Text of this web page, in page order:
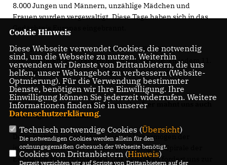
8.000 Jungen und Männern, unzählige Mädchen und
Frauen wurden vergewaltigt. Diese Tage haben sich in das
Gedächtnis Europas eingebrannt.
Unser Mitgefühl gilt den Opfern, ihren Familien und den
Überlebenden. Wir trauern mit ihnen – heute, an jedem 11.
Juli und an jedem anderen Tag, an dem sie mit dem
Schmerz leben.
Der Jahrestag ruft zur Erinnerung auf, er mahnt uns auch
zu stetiger Wachsamkeit.
Denn Srebrenica steht auch für das Unvermögen der
internationalen Gemeinschaft rechtzeitig die Spirale der
Eskalation zu durchbrechen. Das Gedenken fordert uns zur
Cookie Hinweis
Diese Webseite verwendet Cookies, die notwendig
sind, um die Webseite zu nutzen. Weiterhin
verwenden wir Dienste von Drittanbietern, die uns
helfen, unser Webangebot zu verbessern (Website-
Optmierung). Für die Verwendung bestimmter
Dienste, benötigen wir Ihre Einwilligung. Ihre
Einwilligung können Sie jederzeit widerrufen. Weitere
Informationen finden Sie in unserer
Datenschutzerklärung.
Technisch notwendige Cookies (Übersicht)
Die notwendigen Cookies werden allein für den
ordnungsgemäßen Gebrauch der Webseite benötigt.
Cookies von Drittanbietern (Hinweis)
Derzeit verzichten wir auf Scripte von Drittanbietern auf der